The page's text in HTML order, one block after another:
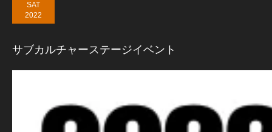
SAT
2022
サブカルチャーステージイベント